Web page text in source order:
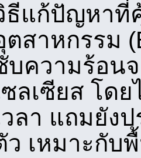
ธีแก้ปัญหาที่
ตสาหกรรม
บความร้อน
ซลเซียส โด
วลา แถมยัง
ว เหมาะกับ